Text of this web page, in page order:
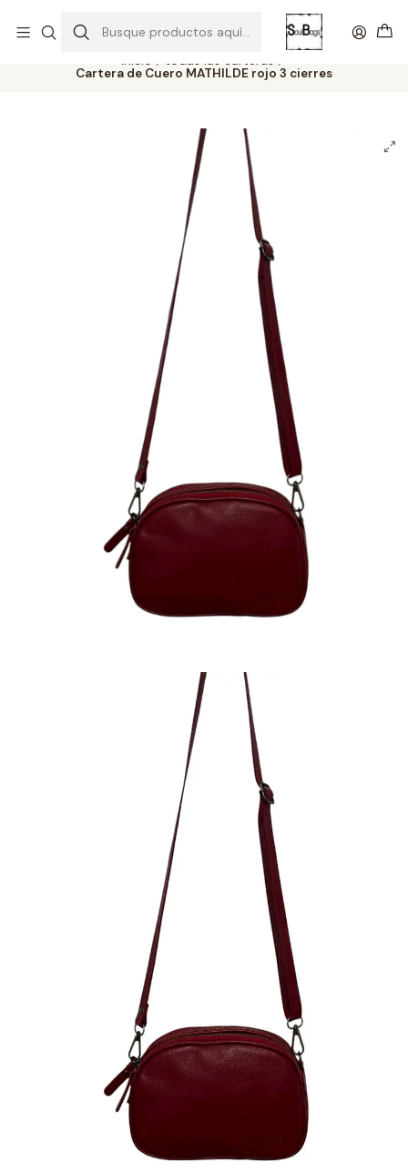
SOLO EL CUERO REEMPLAZA AL CUERO Todas las carteras acá
Inicio
todas las carteras
Cartera de Cuero MATHILDE rojo 3 cierres